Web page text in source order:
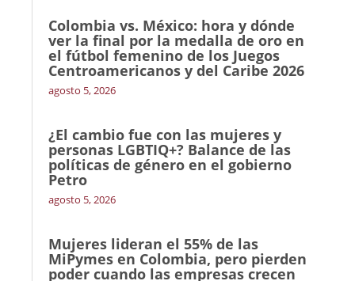
Colombia vs. México: hora y dónde
ver la final por la medalla de oro en
el fútbol femenino de los Juegos
Centroamericanos y del Caribe 2026
agosto 5, 2026
¿El cambio fue con las mujeres y
personas LGBTIQ+? Balance de las
políticas de género en el gobierno
Petro
agosto 5, 2026
Mujeres lideran el 55% de las
MiPymes en Colombia, pero pierden
poder cuando las empresas crecen